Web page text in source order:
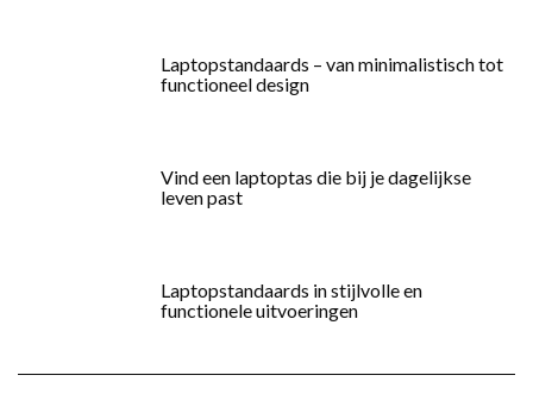
Laptopstandaards – van minimalistisch tot
functioneel design
Vind een laptoptas die bij je dagelijkse
leven past
Laptopstandaards in stijlvolle en
functionele uitvoeringen